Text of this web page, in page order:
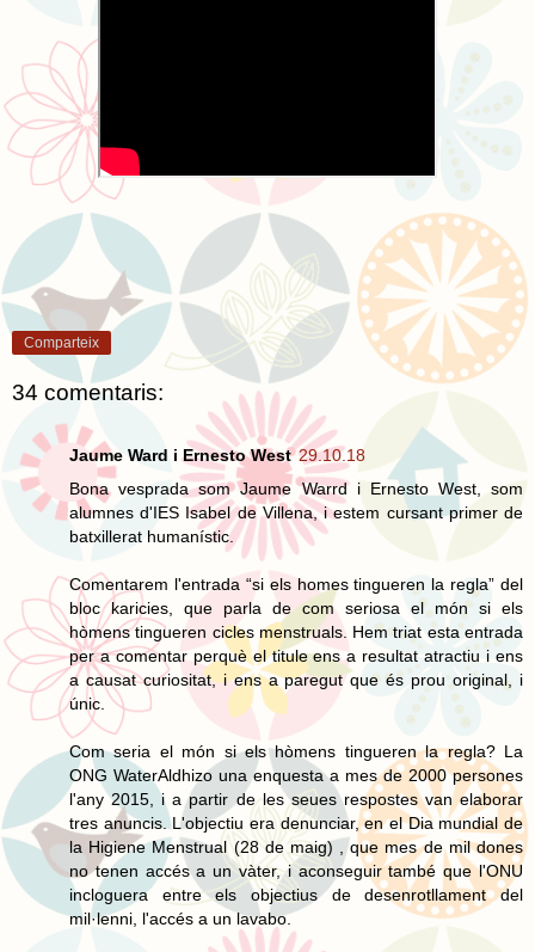
Comparteix
34 comentaris:
Jaume Ward i Ernesto West 29.10.18
Bona vesprada som Jaume Warrd i Ernesto West, som
alumnes d'IES Isabel de Villena, i estem cursant primer de
batxillerat humanístic.
Comentarem l'entrada “si els homes tingueren la regla” del
bloc karicies, que parla de com seriosa el món si els
hòmens tingueren cicles menstruals. Hem triat esta entrada
per a comentar perquè el titule ens a resultat atractiu i ens
a causat curiositat, i ens a paregut que és prou original, i
únic.
Com seria el món si els hòmens tingueren la regla? La
ONG WaterAldhizo una enquesta a mes de 2000 persones
l'any 2015, i a partir de les seues respostes van elaborar
tres anuncis. L'objectiu era denunciar, en el Dia mundial de
la Higiene Menstrual (28 de maig) , que mes de mil dones
no tenen accés a un vàter, i aconseguir també que l'ONU
incloguera entre els objectius de desenrotllament del
mil·lenni, l'accés a un lavabo.